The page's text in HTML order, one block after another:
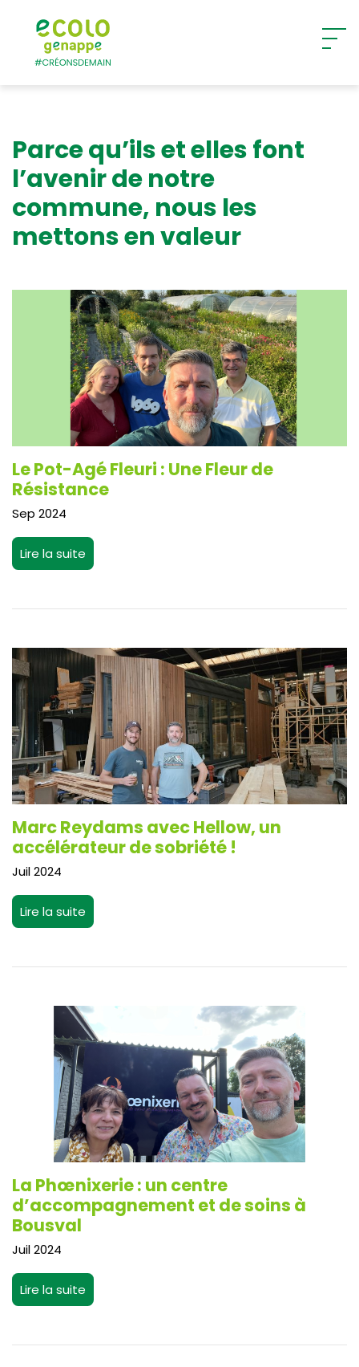
Parce qu’ils et elles font
l’avenir de notre
commune, nous les
mettons en valeur
Le Pot-Agé Fleuri : Une Fleur de
Résistance
Sep 2024
Lire la suite
Marc Reydams avec Hellow, un
accélérateur de sobriété !
Juil 2024
Lire la suite
La Phœnixerie : un centre
d’accompagnement et de soins à
Bousval
Juil 2024
Lire la suite